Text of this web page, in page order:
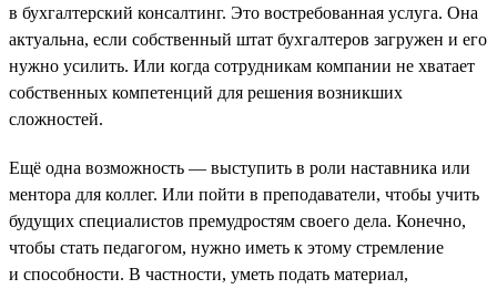
в бухгалтерский консалтинг. Это востребованная услуга. Она
актуальна, если собственный штат бухгалтеров загружен и его
нужно усилить. Или когда сотрудникам компании не хватает
собственных компетенций для решения возникших
сложностей.
Ещё одна возможность — выступить в роли наставника или
ментора для коллег. Или пойти в преподаватели, чтобы учить
будущих специалистов премудростям своего дела. Конечно,
чтобы стать педагогом, нужно иметь к этому стремление
и способности. В частности, уметь подать материал,